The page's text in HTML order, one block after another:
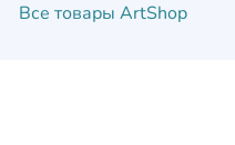
Все товары ArtShop